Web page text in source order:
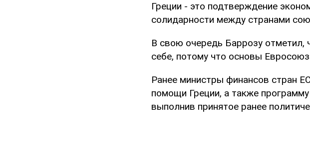
Греции - это подтверждение
солидарности между странами
В свою очередь Баррозу отметил,
себе, потому что основы
Ранее министры финансов стран
помощи Греции, а также
выполнив принятое ранее